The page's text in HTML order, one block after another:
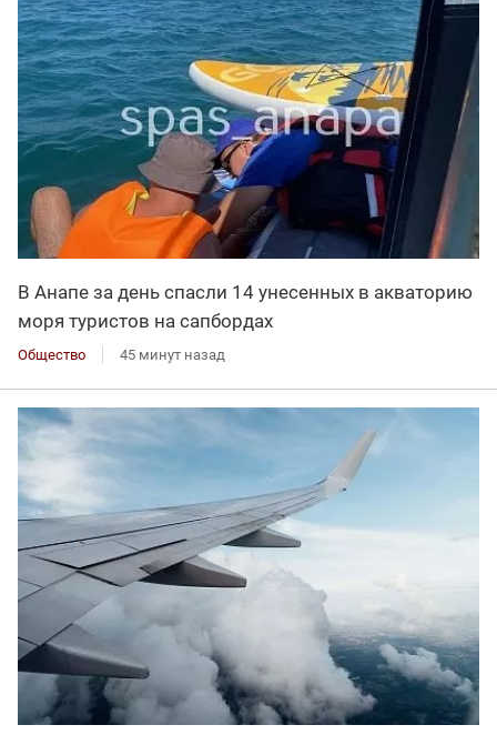
В Анапе за день спасли 14 унесенных в акваторию
моря туристов на сапбордах
Общество 45 минут назад